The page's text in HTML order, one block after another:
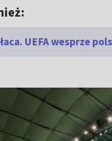
UEFA wesprze